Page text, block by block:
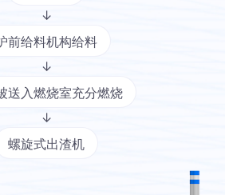
↓
前给料机构给料
↓
送入燃烧室充分燃烧
↓
螺旋式出渣机